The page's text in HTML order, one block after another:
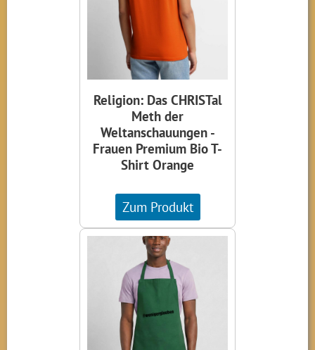
Religion: Das CHRISTal
Meth der
Weltanschauungen -
Frauen Premium Bio T-
Shirt Orange
Zum Produkt